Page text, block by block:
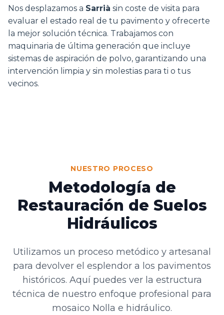
Nos desplazamos a Sarrià sin coste de visita para
evaluar el estado real de tu pavimento y ofrecerte
la mejor solución técnica. Trabajamos con
maquinaria de última generación que incluye
sistemas de aspiración de polvo, garantizando una
intervención limpia y sin molestias para ti o tus
vecinos.
NUESTRO PROCESO
Metodología de
Restauración de Suelos
Hidráulicos
Utilizamos un proceso metódico y artesanal
para devolver el esplendor a los pavimentos
históricos. Aquí puedes ver la estructura
técnica de nuestro enfoque profesional para
mosaico Nolla e hidráulico.